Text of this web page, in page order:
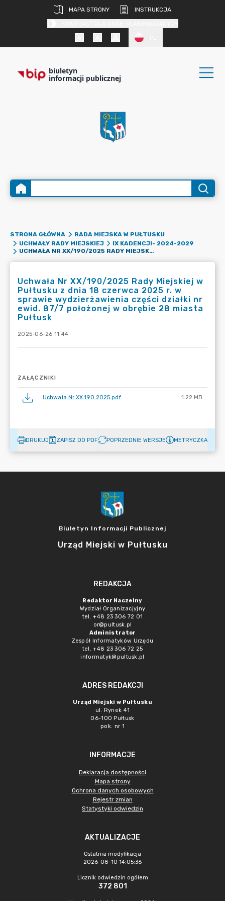
MAPA STRONY
INSTRUKCJA
biuletyn
informacji publicznej
STRONA GŁÓWNA
RADA MIEJSKA W PUŁTUSKU
UCHWAŁY RADY MIEJSKIEJ
IX KADENCJI- 2024-2029
UCHWAŁA NR XX/190/2025 RADY MIEJSKIEJ W PUŁTUSKU Z DNIA 18 CZERWCA 2025 R. W SPRAWIE WYDZIERŻAWIENIA CZĘŚCI DZIAŁKI NR EWID. 87/7 POŁOŻONEJ W OBRĘBIE 28 MIASTA PUŁTUSK
Uchwała Nr XX/190/2025 Rady Miejskiej w
Pułtusku z dnia 18 czerwca 2025 r. w
sprawie wydzierżawienia części działki nr
ewid. 87/7 położonej w obrębie 28 miasta
Pułtusk
2025-06-26 11:44
ZAŁĄCZNIKI
Uchwała Nr XX.190.2025.pdf 1.22 MB
DRUKUJ ZAPISZ DO PDF POPRZEDNIE WERSJE METRYCZKA
Biuletyn Informacji Publicznej
Urząd Miejski w Pułtusku
REDAKCJA
Redaktor Naczelny
Wydział Organizacjyjny
tel. +48 23 306 72 01
or@pultusk.pl
Administrator
Zespół Informatyków Urzędu
tel. +48 23 306 72 25
informatyk@pultusk.pl
ADRES REDAKCJI
Urząd Miejski w Pułtusku
ul. Rynek 41
06-100 Pułtusk
pok. nr 1
INFORMACJE
Deklaracja dostępności
Mapa strony
Ochrona danych osobowych
Rejestr zmian
Statystyki odwiedzin
AKTUALIZACJE
Ostatnia modyfikacja
2026-08-10 14:05:36
Licznik odwiedzin ogółem
372 801